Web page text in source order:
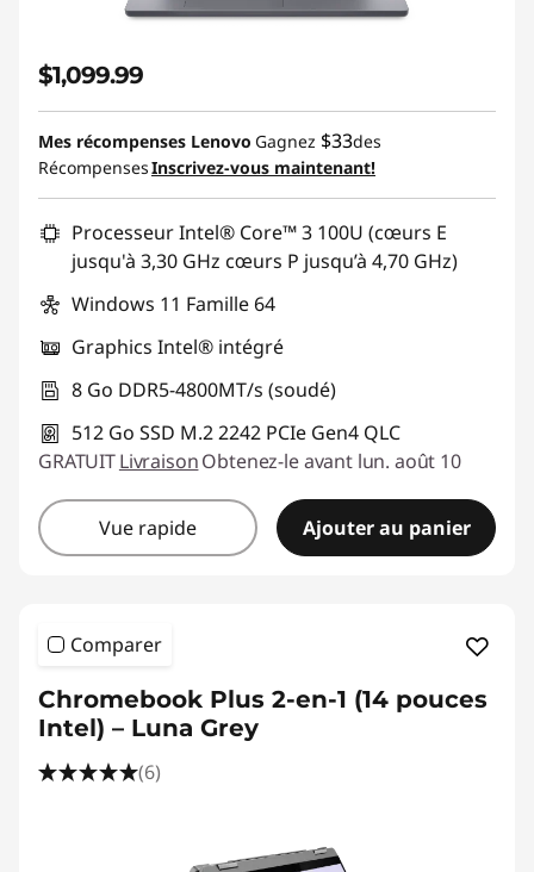
$1,099.99
Mes récompenses Lenovo Gagnez $33des
RécompensesInscrivez-vous maintenant!
Processeur Intel® Core™ 3 100U (cœurs E
jusqu'à 3,30 GHz cœurs P jusqu’à 4,70 GHz)
Windows 11 Famille 64
Graphics Intel® intégré
8 Go DDR5-4800MT/s (soudé)
512 Go SSD M.2 2242 PCIe Gen4 QLC
GRATUITLivraisonObtenez-le avant lun. août 10
Vue rapide Ajouter au panier
Comparer
Chromebook Plus 2-en-1 (14 pouces
Intel) – Luna Grey
(6)